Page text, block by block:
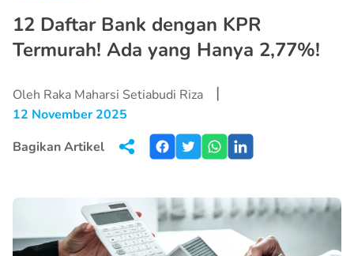
12 Daftar Bank dengan KPR
Termurah! Ada yang Hanya 2,77%!
Oleh Raka Maharsi Setiabudi Riza |
12 November 2025
Bagikan Artikel